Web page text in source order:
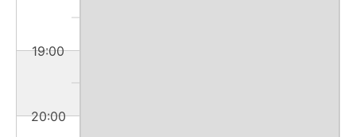
19:00
20:00